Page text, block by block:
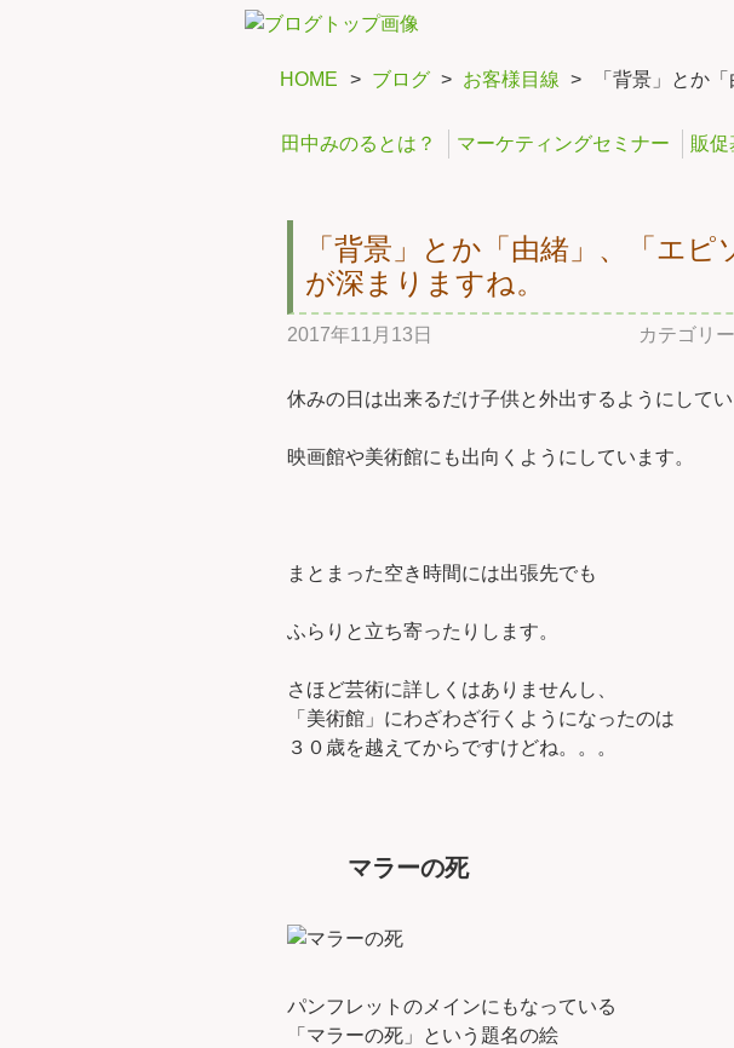
HOME > ブログ > お客様目線 > 「背景」とか
田中みのるとは？ マーケティングセミナー 販促
「背景」とか「由緒」、「エ
が深まりますね。
2017年11月13日 カテゴリー
休みの日は出来るだけ子供と外出するようにしてい
映画館や美術館にも出向くようにしています。
まとまった空き時間には出張先でも
ふらりと立ち寄ったりします。
さほど芸術に詳しくはありませんし、
「美術館」にわざわざ行くようになったのは
３０歳を越えてからですけどね。。。
マラーの死
パンフレットのメインにもなっている
「マラーの死」という題名の絵